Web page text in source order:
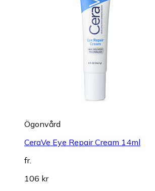
Ögonvård
CeraVe Eye Repair Cream 14ml
fr.
106 kr